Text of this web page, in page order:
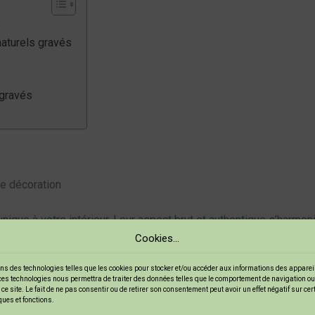
Cookies...
des technologies telles que les cookies pour stocker et/ou accéder aux informations des
technologies nous permettra de traiter des données telles que le comportement de navigation
site. Le fait de ne pas consentir ou de retirer son consentement peut avoir un effet négatif sur
et fonctions.
gravés
décoration
à votre intérieur. Leur aspect brut et authentique
le bois ou la pierre, ce qui leur confère une beauté
de focalisation qui attire l’œil. Voici quelques avantages